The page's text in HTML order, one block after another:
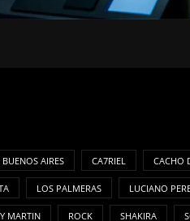
BUENOS AIRES CA7RIEL CACHO
LOS PALMERAS LUCIANO
MARTIN ROCK SHAKIRA